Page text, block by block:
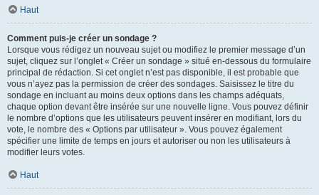
Haut
Comment puis-je créer un sondage ?
Lorsque vous rédigez un nouveau sujet ou modifiez le premier message d’un
sujet, cliquez sur l’onglet « Créer un sondage » situé en-dessous du formulaire
principal de rédaction. Si cet onglet n’est pas disponible, il est probable que
vous n’ayez pas la permission de créer des sondages. Saisissez le titre du
sondage en incluant au moins deux options dans les champs adéquats,
chaque option devant être insérée sur une nouvelle ligne. Vous pouvez définir
le nombre d’options que les utilisateurs peuvent insérer en modifiant, lors du
vote, le nombre des « Options par utilisateur ». Vous pouvez également
spécifier une limite de temps en jours et autoriser ou non les utilisateurs à
modifier leurs votes.
Haut